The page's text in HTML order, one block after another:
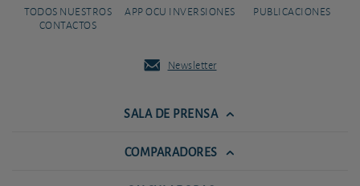
TODOS NUESTROS
CONTACTOS
APP OCU INVERSIONES PUBLICACIONES
Newsletter
SALA DE PRENSA
COMPARADORES